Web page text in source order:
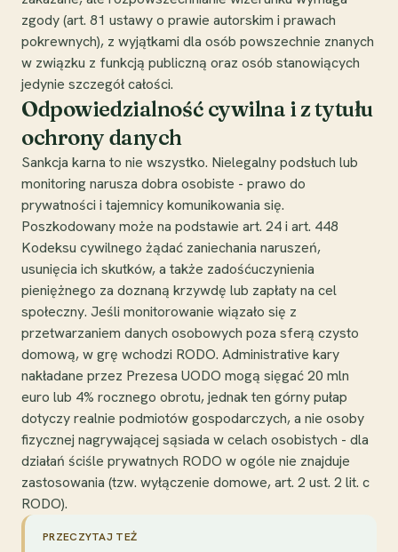
zgody (art. 81 ustawy o prawie autorskim i prawach
pokrewnych), z wyjątkami dla osób powszechnie znanych
w związku z funkcją publiczną oraz osób stanowiących
jedynie szczegół całości.
Odpowiedzialność cywilna i z tytułu
ochrony danych
Sankcja karna to nie wszystko. Nielegalny podsłuch lub
monitoring narusza dobra osobiste - prawo do
prywatności i tajemnicy komunikowania się.
Poszkodowany może na podstawie art. 24 i art. 448
Kodeksu cywilnego żądać zaniechania naruszeń,
usunięcia ich skutków, a także zadośćuczynienia
pieniężnego za doznaną krzywdę lub zapłaty na cel
społeczny. Jeśli monitorowanie wiązało się z
przetwarzaniem danych osobowych poza sferą czysto
domową, w grę wchodzi RODO. Administrative kary
nakładane przez Prezesa UODO mogą sięgać 20 mln
euro lub 4% rocznego obrotu, jednak ten górny pułap
dotyczy realnie podmiotów gospodarczych, a nie osoby
fizycznej nagrywającej sąsiada w celach osobistych - dla
działań ściśle prywatnych RODO w ogóle nie znajduje
zastosowania (tzw. wyłączenie domowe, art. 2 ust. 2 lit. c
RODO).
PRZECZYTAJ TEŻ